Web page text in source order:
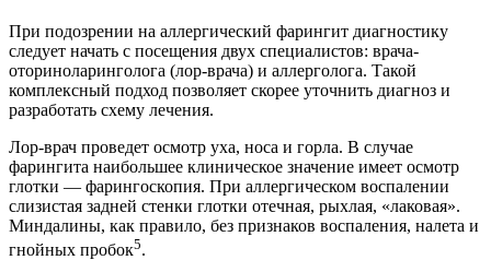
При подозрении на аллергический фарингит диагностику
следует начать с посещения двух специалистов: врача-
оториноларинголога (лор-врача) и аллерголога. Такой
комплексный подход позволяет скорее уточнить диагноз и
разработать схему лечения.
Лор-врач проведет осмотр уха, носа и горла. В случае
фарингита наибольшее клиническое значение имеет осмотр
глотки — фарингоскопия. При аллергическом воспалении
слизистая задней стенки глотки отечная, рыхлая, «лаковая».
Миндалины, как правило, без признаков воспаления, налета и
гнойных пробок5.